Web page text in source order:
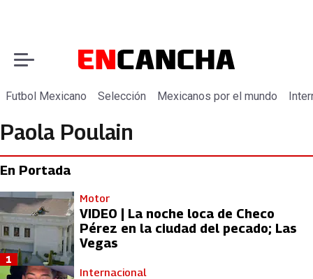
Futbol Mexicano Selección Mexicanos por el mundo
Paola Poulain
En Portada
Motor
VIDEO | La noche loca de Checo
Pérez en la ciudad del pecado; Las
Vegas
1
Internacional